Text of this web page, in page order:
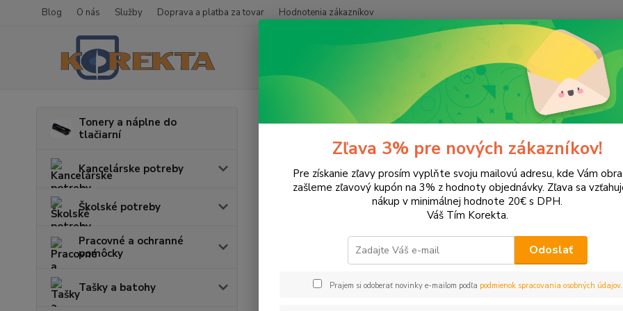
Blog O nás Služby Doprava a platba za tovar Hodnotenia zákazníkov
Tonery a náplne do
tlačiarní
Kancelárske potreby
Školské potreby
Pracovné a ochranné
pomôcky
Tašky a batohy
Tonery a náplne do tlačiarní SAMSUNG CLX-3175FW
CLX-3175FW
Upresniť parametre
EUR Od
Zľava 3% pre nových zákazníkov!
Pre získanie zľavy prosím vyplňte svoju mailovú adresu, kde Vám
zašleme zľavový kupón na 3% z hodnoty objednávky. Zľava sa
nákup v minimálnej hodnote 20€ s DPH.
Váš Tím Korekta.
Odoslať
Prajem si odoberať novinky e-mailom podľa podmienok spracovania osobných údajov.